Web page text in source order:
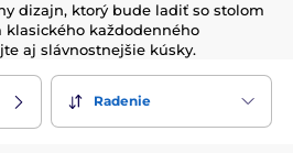
dizajn, ktorý bude ladiť so stolom
klasického každodenného
aj slávnostnejšie kúsky.
Radenie